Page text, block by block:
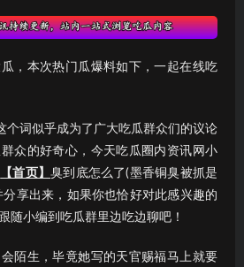
，本次热门瓜爆料如下，一起在线吃
个词似乎成为了广大吃瓜群众们的议论
众的好奇心，今天吃瓜圈内资讯网小
【首页】臭到底怎么了(墨香铜臭被抓是
享出来，如果你也恰好对此感兴趣的
随小编到吃瓜群里边吃边聊吧！
陌生，毕竟她写的天官赐福马上就要